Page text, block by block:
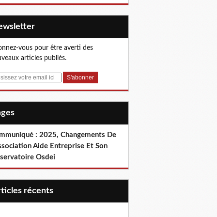
vous pour être averti des
articles publiés.
: 2025, Changements De
Aide Entreprise Et Son
Osdei
récents